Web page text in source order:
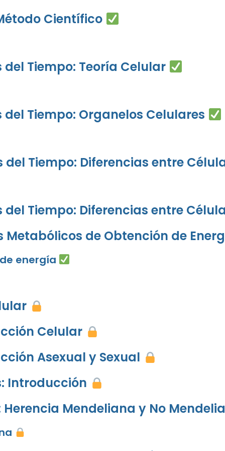
Científico
Tiempo: Teoría Celular
Tiempo: Organelos Celulares
del Tiempo: Diferencias entre
del Tiempo: Diferencias entre
Metabólicos de Obtención de Ener
energía
Celular
Asexual y Sexual
Introducción
Herencia Mendeliana y No